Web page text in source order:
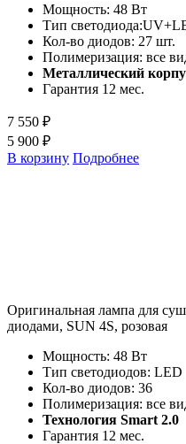
Мощность: 48 Вт
Тип
Кол-во диодов: 27 шт.
Полимеризация: все
Металлический
Гарантия 12 мес.
7 550 ₽
5 900 ₽
В корзину Подробнее
Оригинальная лампа для
диодами, SUN 4S, розовая
Мощность: 48 Вт
Тип светодиодов: LED
Кол-во диодов: 36
Полимеризация: все
Технология Smart 2.0
Гарантия 12 мес.